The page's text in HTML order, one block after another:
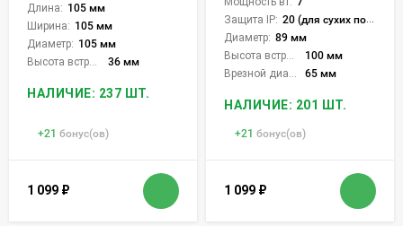
Длина: 105 мм
Ширина: 105 мм
Диаметр: 105 мм
36 мм
НАЛИЧИЕ: 237 ШТ.
+21 бонус(ов)
1 099 ₽
Защита IP: 20 (для сухих пом.)
Диаметр: 89 мм
100 мм
65 мм
НАЛИЧИЕ: 201 ШТ.
+21 бонус(ов)
1 099 ₽